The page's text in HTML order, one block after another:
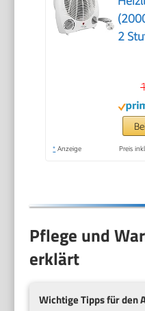
2
m³/
* Anzeige Preis
Pflege und
erklärt
Wichtige Tipps für den